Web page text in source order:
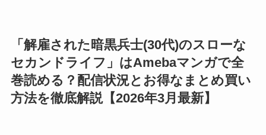
「解雇された暗黒兵士(30代)のスローな
セカンドライフ」はAmebaマンガで全
巻読める？配信状況とお得なまとめ買い
方法を徹底解説【2026年3月最新】